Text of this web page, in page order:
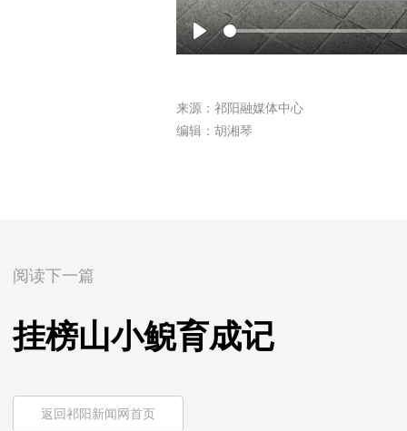
P
a
y
来源：祁阳融媒体中心
编辑：胡湘琴
阅读下一篇
挂榜山小鲵育成记
返回祁阳新闻网首页